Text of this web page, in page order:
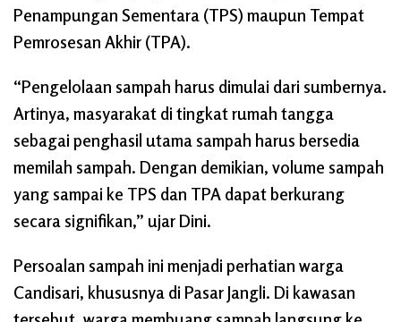
Penampungan Sementara (TPS) maupun Tempat
Pemrosesan Akhir (TPA).
“Pengelolaan sampah harus dimulai dari sumbernya.
Artinya, masyarakat di tingkat rumah tangga
sebagai penghasil utama sampah harus bersedia
memilah sampah. Dengan demikian, volume sampah
yang sampai ke TPS dan TPA dapat berkurang
secara signifikan,” ujar Dini.
Persoalan sampah ini menjadi perhatian warga
Candisari, khususnya di Pasar Jangli. Di kawasan